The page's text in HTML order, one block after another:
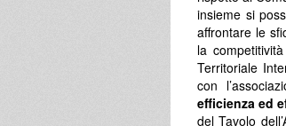
insieme si
affrontare le
la
Territoriale
con
efficienza ed
del Tavolo